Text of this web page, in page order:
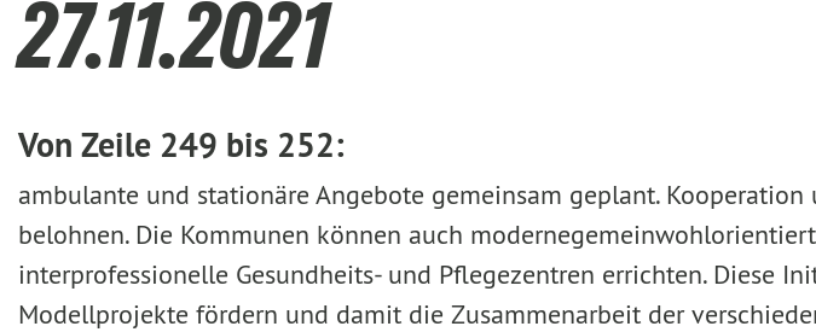
27.11.2021
Von Zeile 249 bis 252:
ambulante und stationäre Angebote gemeinsam geplant.
belohnen. Die Kommunen können auch
interprofessionelle Gesundheits- und Pflegezentren errichten. Diese
Modellprojekte fördern und damit die Zusammenarbeit der